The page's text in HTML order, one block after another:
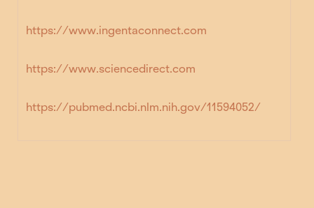
https://www.ingentaconnect.com
https://www.sciencedirect.com
https://pubmed.ncbi.nlm.nih.gov/11594052/